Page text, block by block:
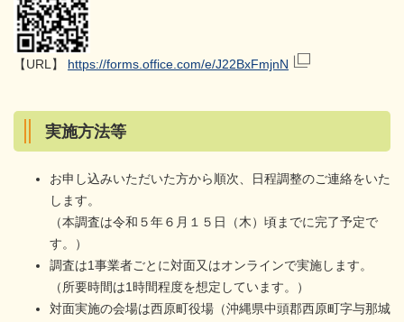
【URL】 https://forms.office.com/e/J22BxFmjnN
実施方法等
お申し込みいただいた方から順次、日程調整のご連絡をいた
します。
（本調査は令和５年６月１５日（木）頃までに完了予定で
す。）
調査は1事業者ごとに対面又はオンラインで実施します。
（所要時間は1時間程度を想定しています。）
対面実施の会場は西原町役場（沖縄県中頭郡西原町字与那城